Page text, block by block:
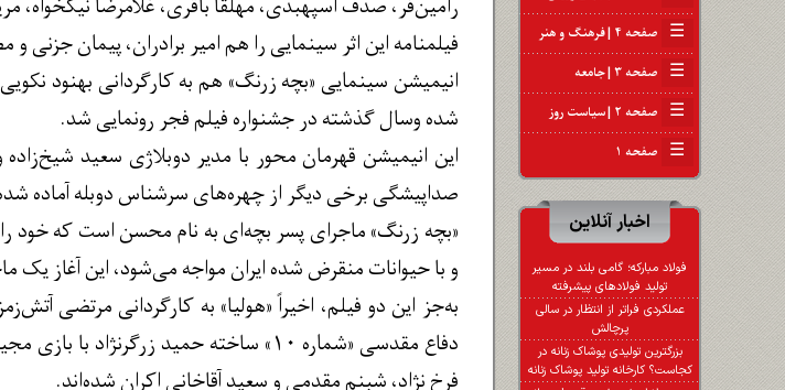
☰ صفحه ۴ | فرهنگ و هنر
☰ صفحه ۳ | جامعه
☰ صفحه ۲ | سیاست روز
☰ صفحه ۱
اخبار آنلاین
فولاد مبارکه؛ گامی بلند در مسیر
تولید فولادهای پیشرفته
عملکردی فراتر از انتظار در سالی
پرچالش
بزرگترین تولیدی پوشاک زنانه در
کجاست؟ کارخانه تولید پوشاک زنانه
رامین‌فر، صدف اسپهبدی، مهلقا باقری، غلامرضا نیکخواه،
فیلمنامه این اثر سینمایی را هم امیر برادران، پیمان جزنی
انیمیشن سینمایی «بچه زرنگ» هم به کارگردانی بهنود
شده وسال گذشته در جشنواره فیلم فجر رونمایی شد.
این انیمیشن قهرمان محور با مدیر دوبلاژی سعید
صداپیشگی برخی دیگر از چهره‌های سرشناس دوبله آماده
«بچه زرنگ» ماجرای پسر بچه‌ای به نام محسن است که خود را
و با حیوانات منقرض شده ایران مواجه می‌شود، این آغاز یک
به‌جز این دو فیلم، اخیراً «هولیا» به کارگردانی مرتضی
دفاع مقدسی «شماره ۱۰» ساخته حمید
فرخ نژاد، شبنم مقدمی و سعید آقاخانی اکران شده‌اند.